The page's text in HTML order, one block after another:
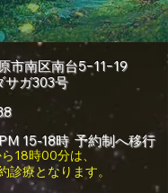
Universe: The World
市南区南台5ｰ11ｰ19
ガ303号
15-18時 予約制へ移行
18時00分は、
となります。